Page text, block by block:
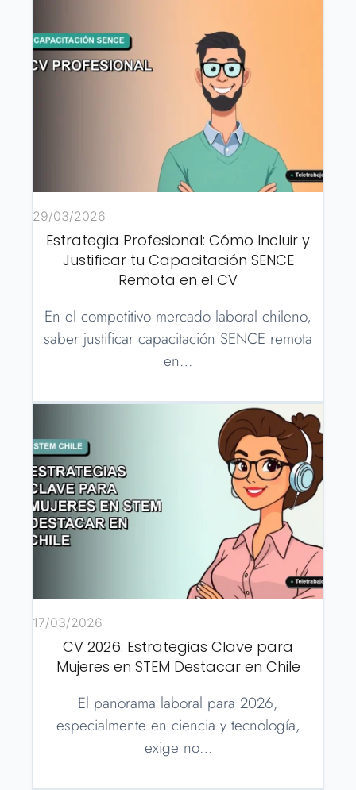
29/03/2026
Estrategia Profesional: Cómo Incluir y
Justificar tu Capacitación SENCE
Remota en el CV
En el competitivo mercado laboral chileno,
saber justificar capacitación SENCE remota
en…
17/03/2026
CV 2026: Estrategias Clave para
Mujeres en STEM Destacar en Chile
El panorama laboral para 2026,
especialmente en ciencia y tecnología,
exige no…